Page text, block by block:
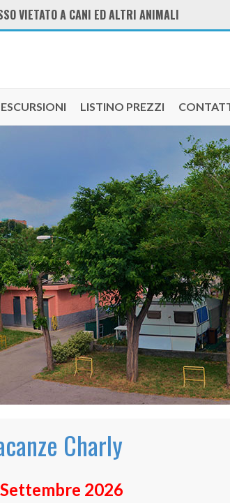
VIETATO A CANI ED ALTRI ANIMALI
LISTINO PREZZI
Charly
2026